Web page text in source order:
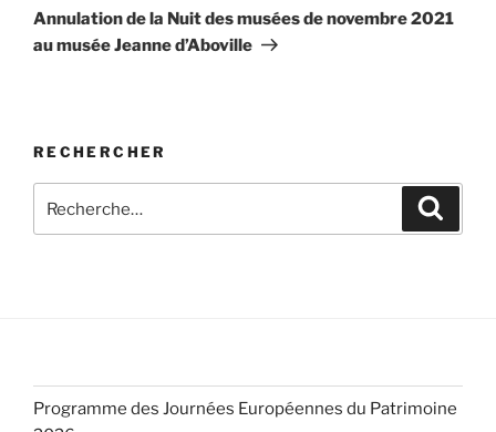
suivant
Annulation de la Nuit des musées de novembre 2021
au musée Jeanne d’Aboville
RECHERCHER
pour
Programme des Journées Européennes du Patrimoine